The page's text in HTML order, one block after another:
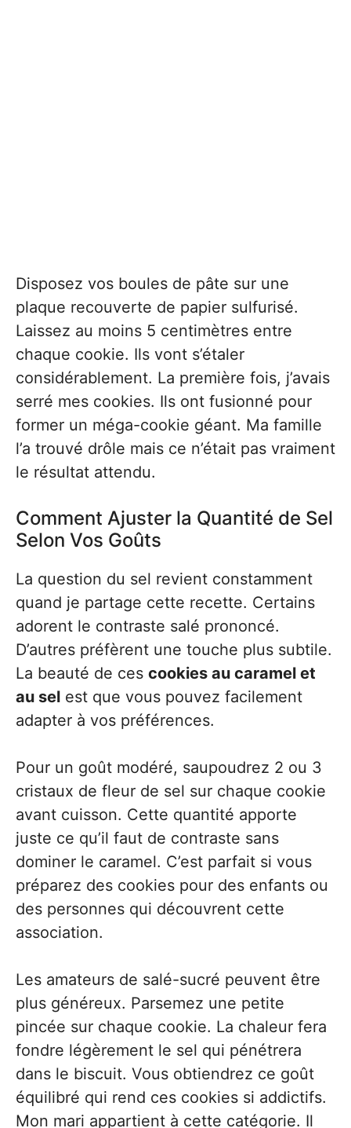
Disposez vos boules de pâte sur une
plaque recouverte de papier sulfurisé.
Laissez au moins 5 centimètres entre
chaque cookie. Ils vont s’étaler
considérablement. La première fois, j’avais
serré mes cookies. Ils ont fusionné pour
former un méga-cookie géant. Ma famille
l’a trouvé drôle mais ce n’était pas vraiment
le résultat attendu.
Comment Ajuster la Quantité de Sel
Selon Vos Goûts
La question du sel revient constamment
quand je partage cette recette. Certains
adorent le contraste salé prononcé.
D’autres préfèrent une touche plus subtile.
La beauté de ces cookies au caramel et
au sel est que vous pouvez facilement
adapter à vos préférences.
Pour un goût modéré, saupoudrez 2 ou 3
cristaux de fleur de sel sur chaque cookie
avant cuisson. Cette quantité apporte
juste ce qu’il faut de contraste sans
dominer le caramel. C’est parfait si vous
préparez des cookies pour des enfants ou
des personnes qui découvrent cette
association.
Les amateurs de salé-sucré peuvent être
plus généreux. Parsemez une petite
pincée sur chaque cookie. La chaleur fera
fondre légèrement le sel qui pénétrera
dans le biscuit. Vous obtiendrez ce goût
équilibré qui rend ces cookies si addictifs.
Mon mari appartient à cette catégorie. Il